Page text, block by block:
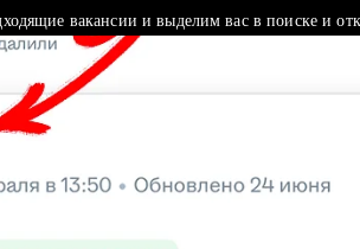
вакансии и выделим вас в поиске и